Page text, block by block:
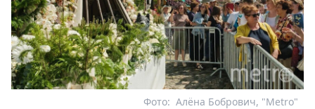
Алёна Бобрович, "Metro"
Фото: